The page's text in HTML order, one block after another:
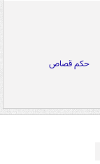
حکم قصاص